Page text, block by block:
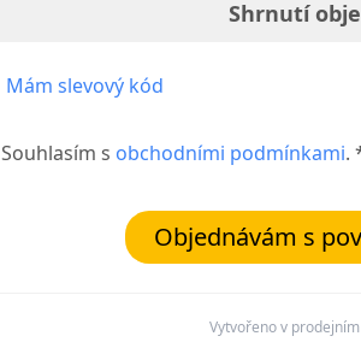
Shrnutí
Mám slevový kód
Souhlasím s obchodními podmínkami.
Objednávám s
Vytvořeno v